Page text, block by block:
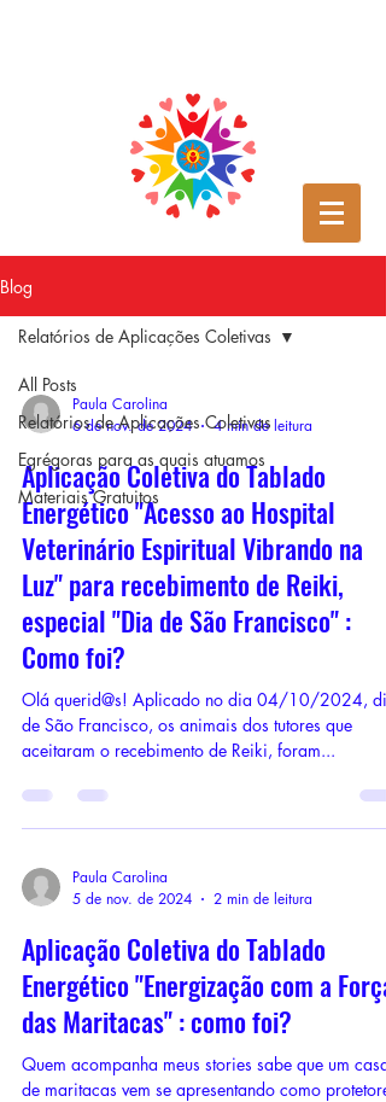
Blog
All Posts
Relatórios de Aplicações Coletivas
Egrégoras para as quais atuamos
Materiais Gratuitos
Relatórios de Aplicações Coletivas
Paula Carolina
6 de nov. de 2024
4 min de leitura
Aplicação Coletiva do Tablado
Energético "Acesso ao Hospital
Veterinário Espiritual Vibrando na
Luz" para recebimento de Reiki,
especial "Dia de São Francisco" :
Como foi?
Olá querid@s! Aplicado no dia 04/10/2024, dia
de São Francisco, os animais dos tutores que
aceitaram o recebimento de Reiki, foram...
Paula Carolina
5 de nov. de 2024
2 min de leitura
Aplicação Coletiva do Tablado
Energético "Energização com a Força
das Maritacas" : como foi?
Quem acompanha meus stories sabe que um casal
de maritacas vem se apresentando como protetores